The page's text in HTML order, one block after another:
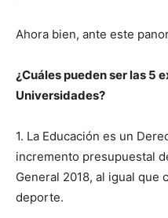
Ahora bien, ante este
¿Cuáles pueden ser las 5
Universidades?
1. La Educación es un
incremento presupuestal
General 2018, al igual que
deporte.